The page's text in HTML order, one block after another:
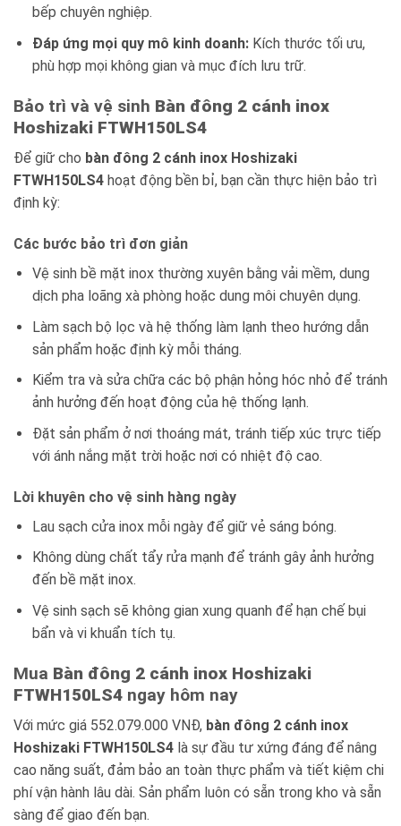
bếp chuyên nghiệp.
Đáp ứng mọi quy mô kinh doanh:Kích thước tối ưu,
phù hợp mọi không gian và mục đích lưu trữ.
Bảo trì và vệ sinh Bàn đông 2 cánh inox
Hoshizaki FTWH150LS4
Để giữ cho bàn đông 2 cánh inox Hoshizaki
FTWH150LS4 hoạt động bền bỉ, bạn cần thực hiện bảo trì
định kỳ:
Các bước bảo trì đơn giản
Vệ sinh bề mặt inox thường xuyên bằng vải mềm, dung
dịch pha loãng xà phòng hoặc dung môi chuyên dụng.
Làm sạch bộ lọc và hệ thống làm lạnh theo hướng dẫn
sản phẩm hoặc định kỳ mỗi tháng.
Kiểm tra và sửa chữa các bộ phận hỏng hóc nhỏ để tránh
ảnh hưởng đến hoạt động của hệ thống lạnh.
Đặt sản phẩm ở nơi thoáng mát, tránh tiếp xúc trực tiếp
với ánh nắng mặt trời hoặc nơi có nhiệt độ cao.
Lời khuyên cho vệ sinh hàng ngày
Lau sạch cửa inox mỗi ngày để giữ vẻ sáng bóng.
Không dùng chất tẩy rửa mạnh để tránh gây ảnh hưởng
đến bề mặt inox.
Vệ sinh sạch sẽ không gian xung quanh để hạn chế bụi
bẩn và vi khuẩn tích tụ.
Mua Bàn đông 2 cánh inox Hoshizaki
FTWH150LS4 ngay hôm nay
Với mức giá 552.079.000 VNĐ, bàn đông 2 cánh inox
Hoshizaki FTWH150LS4 là sự đầu tư xứng đáng để nâng
cao năng suất, đảm bảo an toàn thực phẩm và tiết kiệm chi
phí vận hành lâu dài. Sản phẩm luôn có sẵn trong kho và sẵn
sàng để giao đến bạn.